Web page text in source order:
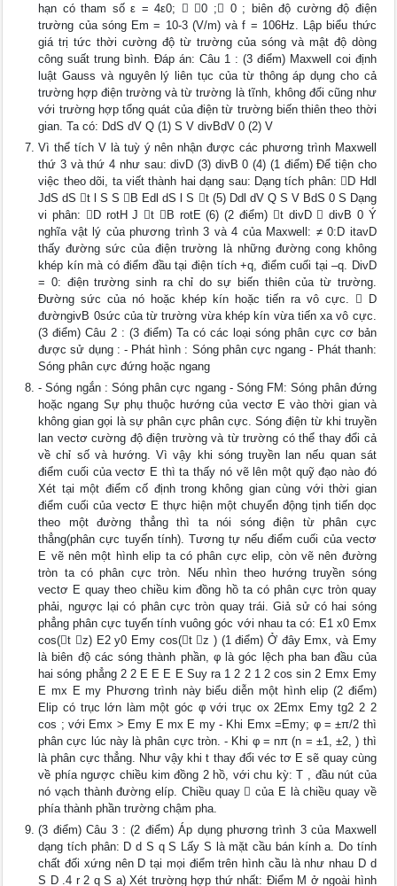
hạn có tham số ε = 4ε0;  0 ; 0 ; biên độ cường độ điện
trường của sóng Em = 10-3 (V/m) và f = 106Hz. Lập biểu thức
giá trị tức thời cường độ từ trường của sóng và mật độ dòng
công suất trung bình. Đáp án: Câu 1 : (3 điểm) Maxwell coi định
luật Gauss và nguyên lý liên tục của từ thông áp dụng cho cả
trường hợp điện trường và từ trường là tĩnh, không đổi cũng như
với trường hợp tổng quát của điện từ trường biến thiên theo thời
gian. Ta có: DdS dV Q (1) S V divBdV 0 (2) V
Vì thể tích V là tuỳ ý nên nhận được các phương trình Maxwell
thứ 3 và thứ 4 như sau: divD (3) divB 0 (4) (1 điểm) Để tiện cho
việc theo dõi, ta viết thành hai dạng sau: Dạng tích phân: D Hdl
JdS dS t l S S B Edl dS l S t (5) Ddl dV Q S V BdS 0 S Dạng
vi phân: D rotH J t B rotE (6) (2 điểm) t divD  divB 0 Ý
nghĩa vật lý của phương trình 3 và 4 của Maxwell: ≠ 0:D itavD
thấy đường sức của điện trường là những đường cong không
khép kín mà có điểm đầu tại điện tích +q, điểm cuối tại –q. DivD
= 0: điện trường sinh ra chỉ do sự biến thiên của từ trường.
Đường sức của nó hoặc khép kín hoặc tiến ra vô cực.  D
đườngivB 0sức của từ trường vừa khép kín vừa tiến xa vô cực.
(3 điểm) Câu 2 : (3 điểm) Ta có các loại sóng phân cực cơ bản
được sử dụng : - Phát hình : Sóng phân cực ngang - Phát thanh:
Sóng phân cực đứng hoặc ngang
- Sóng ngắn : Sóng phân cực ngang - Sóng FM: Sóng phân đứng
hoặc ngang Sự phụ thuộc hướng của vectơ E vào thời gian và
không gian gọi là sự phân cực phân cực. Sóng điện từ khi truyền
lan vectơ cường độ điện trường và từ trường có thể thay đổi cả
về chỉ số và hướng. Vì vậy khi sóng truyền lan nếu quan sát
điểm cuối của vectơ E thì ta thấy nó vẽ lên một quỹ đạo nào đó
Xét tại một điểm cố định trong không gian cùng với thời gian
điểm cuối của vectơ E thực hiện một chuyển động tịnh tiến dọc
theo một đường thẳng thì ta nói sóng điện từ phân cực
thẳng(phân cực tuyến tính). Tương tự nếu điểm cuối của vectơ
E vẽ nên một hình elip ta có phân cực elip, còn vẽ nên đường
tròn ta có phân cực tròn. Nếu nhìn theo hướng truyền sóng
vectơ E quay theo chiều kim đồng hồ ta có phân cực tròn quay
phải, ngược lại có phân cực tròn quay trái. Giả sử có hai sóng
phẳng phân cực tuyến tính vuông góc với nhau ta có: E1 x0 Emx
cos(t z) E2 y0 Emy cos(t z ) (1 điểm) Ở đây Emx, và Emy
là biên độ các sóng thành phần, φ là góc lệch pha ban đầu của
hai sóng phẳng 2 2 E E E E Suy ra 1 2 2 1 2 cos sin 2 Emx Emy
E mx E my Phương trình này biểu diễn một hình elip (2 điểm)
Elip có trục lớn làm một góc φ với trục ox 2Emx Emy tg2 2 2
cos ; với Emx > Emy E mx E my - Khi Emx =Emy; φ = ±π/2 thì
phân cực lúc này là phân cực tròn. - Khi φ = nπ (n = ±1, ±2, ) thì
là phân cực thẳng. Như vậy khi t thay đổi véc tơ E sẽ quay cùng
về phía ngược chiều kim đồng 2 hồ, với chu kỳ: T , đầu nút của
nó vạch thành đường elíp. Chiều quay  của E là chiều quay về
phía thành phần trường chậm pha.
(3 điểm) Câu 3 : (2 điểm) Áp dụng phương trình 3 của Maxwell
dạng tích phân: D d S q S Lấy S là mặt cầu bán kính a. Do tính
chất đối xứng nên D tại mọi điểm trên hình cầu là như nhau D d
S D .4 r 2 q S a) Xét trường hợp thứ nhất: Điểm M ở ngoài hình